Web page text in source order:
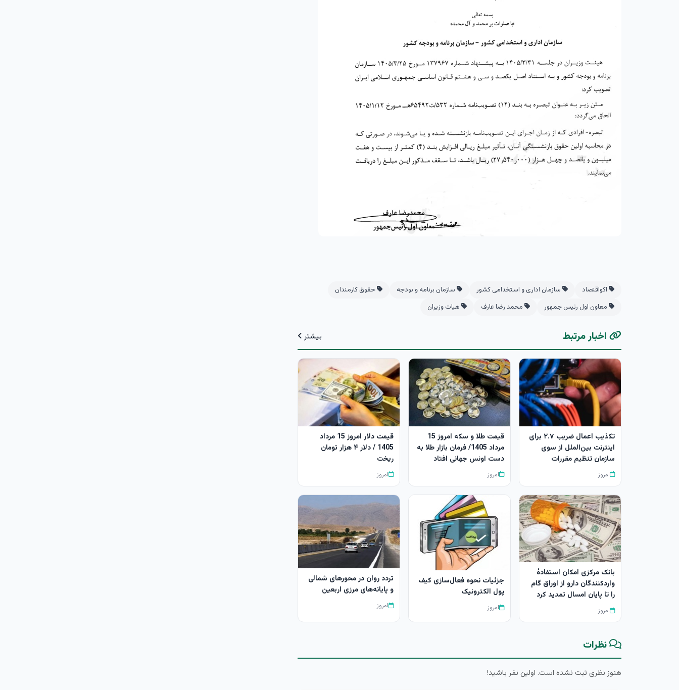
اکواقتصاد سازمان اداری و استخدامی کشور سازمان برنامه و بودجه
حقوق کارمندان
معاون اول رئیس جمهور
محمد رضا عارف هیات وزیران
اخبار مرتبط بیشتر
تکذیب اعمال ضریب ۲.۷ برای
اینترنت بین‌الملل از سوی
سازمان تنظیم مقررات
امروز
قیمت طلا و سکه امروز 15
مرداد 1405/ فرمان بازار طلا به
دست اونس جهانی افتاد
امروز
قیمت دلار امروز 15 مرداد
1405 / دلار ۴ هزار تومان
ریخت
امروز
بانک مرکزی امکان استفادۀ
واردکنندگان دارو از اوراق گام
را تا پایان امسال تمدید کرد
امروز
جزئیات نحوه فعال‌سازی کیف
پول الکترونیک
امروز
تردد روان در محورهای شمالی
و پایانه‌های مرزی اربعین
امروز
نظرات
هنوز نظری ثبت نشده است. اولین نفر باشید!